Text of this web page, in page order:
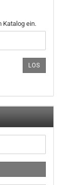
Katalog ein.
LOS